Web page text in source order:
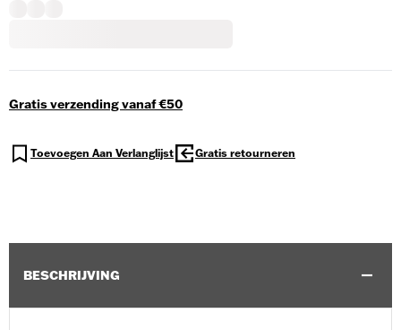
Gratis verzending vanaf €50
Toevoegen Aan Verlanglijst Gratis retourneren
BESCHRIJVING